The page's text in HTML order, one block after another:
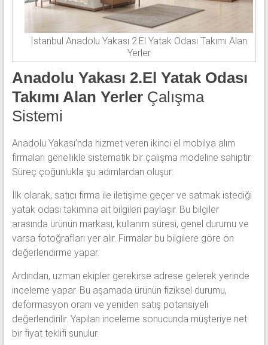
İstanbul Anadolu Yakası 2.El Yatak Odası Takımı Alan
Yerler
Anadolu Yakası 2.El Yatak Odası
Takımı Alan YerlerÇalışma
Sistemi
Anadolu Yakası’nda hizmet veren ikinci el mobilya alım
firmaları genellikle sistematik bir çalışma modeline sahiptir.
Süreç çoğunlukla şu adımlardan oluşur:
İlk olarak, satıcı firma ile iletişime geçer ve satmak istediği
yatak odası takımına ait bilgileri paylaşır. Bu bilgiler
arasında ürünün markası, kullanım süresi, genel durumu ve
varsa fotoğrafları yer alır. Firmalar bu bilgilere göre ön
değerlendirme yapar.
Ardından, uzman ekipler gerekirse adrese gelerek yerinde
inceleme yapar. Bu aşamada ürünün fiziksel durumu,
deformasyon oranı ve yeniden satış potansiyeli
değerlendirilir. Yapılan inceleme sonucunda müşteriye net
bir fiyat teklifi sunulur.